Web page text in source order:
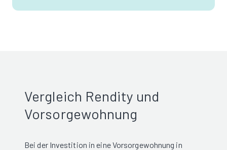
Vergleich Rendity und
Vorsorgewohnung
Bei der Investition in eine Vorsorgewohnung in